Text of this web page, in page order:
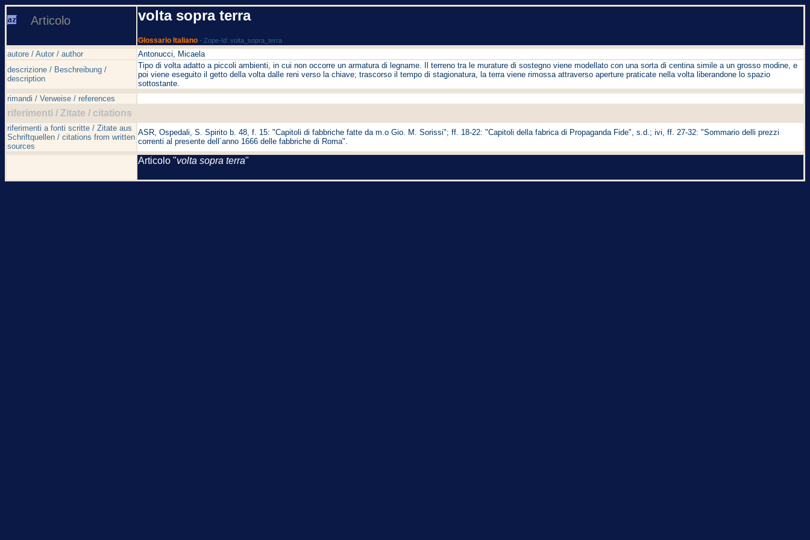
Articolo volta sopra terra
Glossario Italiano - Zope-Id: volta_sopra_terra
autore / Autor / author
Antonucci, Micaela
descrizione / Beschreibung /
description
Tipo di volta adatto a piccoli ambienti, in cui non occorre un armatura di legname. Il terreno tra le murature di sostegno viene modellato con una sorta di centina simile a un grosso modine, e
poi viene eseguito il getto della volta dalle reni verso la chiave; trascorso il tempo di stagionatura, la terra viene rimossa attraverso aperture praticate nella volta liberandone lo spazio
sottostante.
rimandi / Verweise / references
riferimenti / Zitate / citations
riferimenti a fonti scritte / Zitate aus
Schriftquellen / citations from written
sources
ASR, Ospedali, S. Spirito b. 48, f. 15: "Capitoli di fabbriche fatte da m.o Gio. M. Sorissi"; ff. 18-22: "Capitoli della fabrica di Propaganda Fide", s.d.; ivi, ff. 27-32: "Sommario delli prezzi
correnti al presente dell´anno 1666 delle fabbriche di Roma".
Articolo "volta sopra terra"